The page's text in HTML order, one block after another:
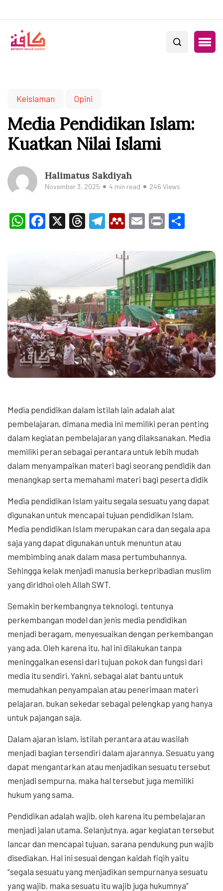
Keislaman Opini
Media Pendidikan Islam:
Kuatkan Nilai Islami
Halimatus Sakdiyah
November 3, 2025 4 min read 246 Views
WhatsApp
Facebook
X Threads
Telegram
Mendeley
Email
Print
Media pendidikan dalam istilah lain adalah alat
pembelajaran, dimana media ini memiliki peran penting
dalam kegiatan pembelajaran yang dilaksanakan. Media
memiliki peran sebagai perantara untuk lebih mudah
dalam menyampaikan materi bagi seorang pendidik dan
menangkap serta memahami materi bagi peserta didik
Media pendidikan Islam yaitu segala sesuatu yang dapat
digunakan untuk mencapai tujuan pendidikan Islam.
Media pendidikan Islam merupakan cara dan segala apa
saja yang dapat digunakan untuk menuntun atau
membimbing anak dalam masa pertumbuhannya.
Sehingga kelak menjadi manusia berkepribadian muslim
yang diridhoi oleh Allah SWT.
Semakin berkembangnya teknologi, tentunya
perkembangan model dan jenis media pendidikan
menjadi beragam, menyesuaikan dengan perkembangan
yang ada. Oleh karena itu, hal ini dilakukan tanpa
meninggalkan esensi dari tujuan pokok dan fungsi dari
media itu sendiri. Yakni, sebagai alat bantu untuk
memudahkan penyampaian atau penerimaan materi
pelajaran, bukan sekedar sebagai pelengkap yang hanya
untuk pajangan saja.
Dalam ajaran islam, istilah perantara atau wasilah
menjadi bagian tersendiri dalam ajarannya. Sesuatu yang
dapat mengantarkan atau menjadikan sesuatu tersebut
menjadi sempurna, maka hal tersebut juga memiliki
hukum yang sama.
Pendidikan adalah wajib, oleh karena itu pembelajaran
menjadi jalan utama. Selanjutnya, agar kegiatan tersebut
lancar dan mencapai tujuan, sarana pendukung pun wajib
disediakan. Hal ini sesuai dengan kaidah fiqih yaitu
“segala sesuatu yang menjadikan sempurnanya sesuatu
yang wajib, maka sesuatu itu wajib juga hukumnya”